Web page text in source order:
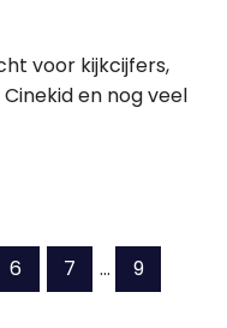
voor kijkcijfers,
Cinekid en nog veel
6 7 …
9